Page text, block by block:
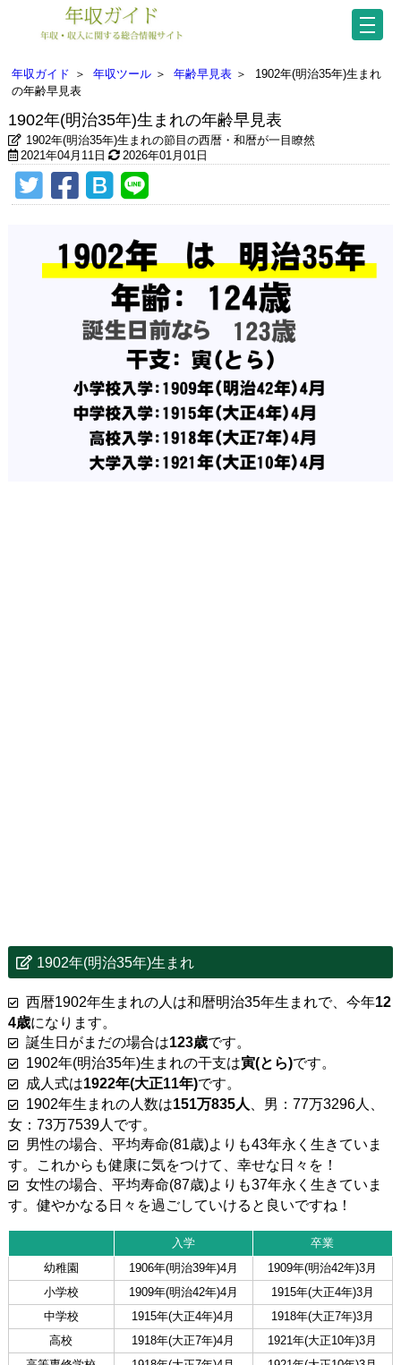
年収ガイド ＞ 年収ツール ＞ 年齢早見表 ＞
1902年(明治35年)生まれ
の年齢早見表
1902年(明治35年)生まれの年齢早見表
1902年(明治35年)生まれの節目の西暦・和暦が一目瞭然
2021年04月11日
2026年01月01日
1902年(明治35年)生まれ
西暦1902年生まれの人は和暦明治35年生まれで、今年12
4歳になります。
誕生日がまだの場合は123歳です。
1902年(明治35年)生まれの干支は寅(とら)です。
成人式は1922年(大正11年)です。
1902年生まれの人数は151万835人 、男：77万3296人、
女：73万7539人です。
男性の場合、平均寿命(81歳)よりも43年永く生きていま
す。これからも健康に気をつけて、幸せな日々を！
女性の場合、平均寿命(87歳)よりも37年永く生きていま
す。健やかなる日々を過ごしていけると良いですね！
入学
卒業
幼稚園
1906年(明治39年)4月
1909年(明治42年)3月
小学校
1909年(明治42年)4月
1915年(大正4年)3月
中学校
1915年(大正4年)4月
1918年(大正7年)3月
高校
1918年(大正7年)4月
1921年(大正10年)3月